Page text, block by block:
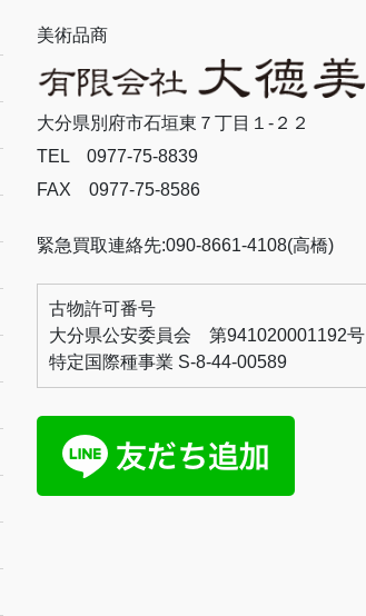
美術品商
大分県別府市石垣東７丁目１-２２
TEL 0977-75-8839
FAX 0977-75-8586
緊急買取連絡先:090-8661-4108(高橋)
古物許可番号
大分県公安委員会 第941020001192号
特定国際種事業 S-8-44-00589